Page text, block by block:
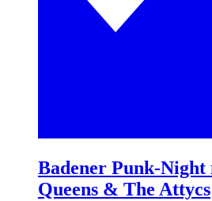
Badener Punk-
Queens & The Attycs